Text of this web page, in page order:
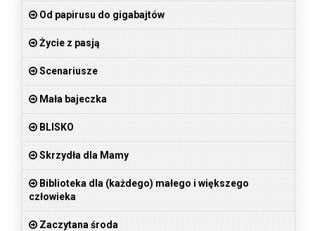
Od papirusu do gigabajtów
Życie z pasją
Scenariusze
Mała bajeczka
BLISKO
Skrzydła dla Mamy
Biblioteka dla (każdego) małego i większego
człowieka
Zaczytana środa